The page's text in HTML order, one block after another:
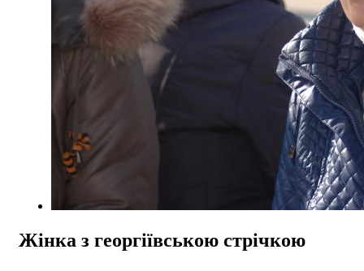
Жінка з георгіївською стрічкою